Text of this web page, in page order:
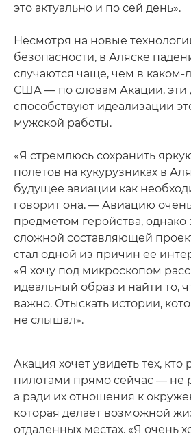
это актуально и по сей день».
Несмотря на новые
безопасности, в Аляске
случаются чаще, чем в каком-
США — по словам Акации, эти
способствуют идеализации
мужской работы.
«Я стремлюсь сохранить
полетов на кукурузниках в
будущее авиации как
говорит она. — Авиацию очень
предметом геройства, однако
сложной составляющей
стал одной из причин ее
«Я хочу под микроскопом
идеальный образ и найти то,
важно. Отыскать истории,
не слышал».
Акация хочет увидеть тех, кто
пилотами прямо сейчас — не
а ради их отношения к
которая делает возможной
отдаленных местах. «Я очень